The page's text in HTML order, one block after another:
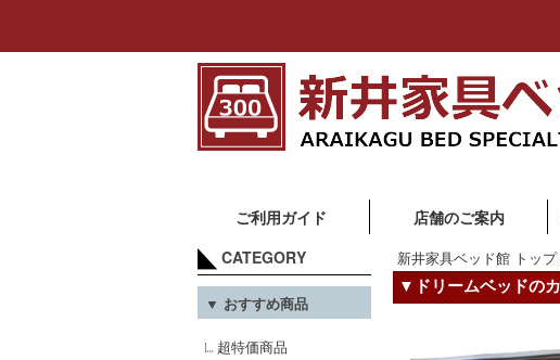
ご利用ガイド 店舗のご案内
CATEGORY
▼ おすすめ商品
超特価商品
新井家具ベッド館 トップ
▼ドリームベッドの